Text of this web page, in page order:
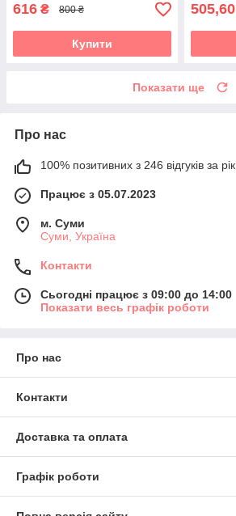
616 ₴ 800 ₴
Купити
505,60
Показати ще
Про нас
100% позитивних з 246 відгуків за рік
Працює з 05.07.2023
м. Суми
Суми, Україна
Контакти
Сьогодні працює з 09:00 до 14:00
Показати весь графік роботи
Про нас
Контакти
Доставка та оплата
Графік роботи